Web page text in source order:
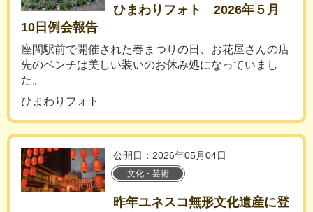
ひまわりフォト 2026年５月
10日例会報告
座間駅前で開催された春まつりの日、お花屋さんの店
先のベンチは美しい装いのお休み処になっていまし
た。
ひまわりフォト
公開日：2026年05月04日
文化・芸術
昨年ユネスコ無形文化遺産に登